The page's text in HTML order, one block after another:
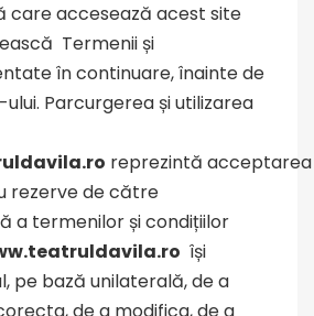
care accesează acest site
Termenii și
în continuare, înainte de
Parcurgerea și utilizarea
reprezintă acceptarea
rezerve de către
a termenilor și condițiilor
își
pe bază unilaterală, de a